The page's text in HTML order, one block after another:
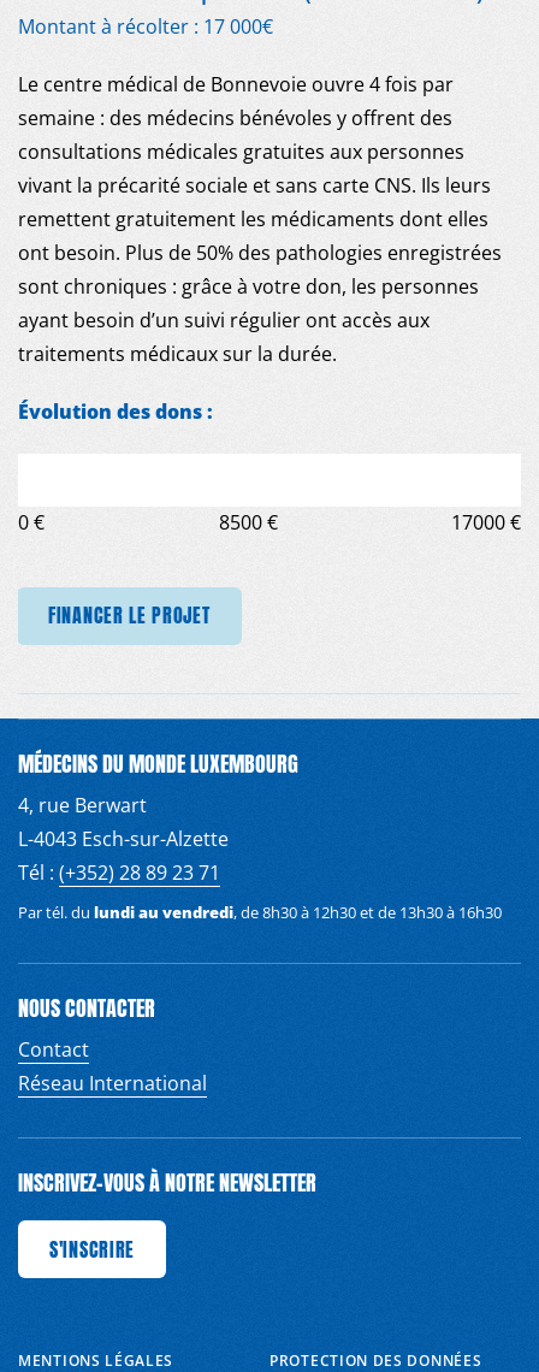
Montant à récolter : 17 000€
Le centre médical de Bonnevoie ouvre 4 fois par
semaine : des médecins bénévoles y offrent des
consultations médicales gratuites aux personnes
vivant la précarité sociale et sans carte CNS. Ils leurs
remettent gratuitement les médicaments dont elles
ont besoin. Plus de 50% des pathologies enregistrées
sont chroniques : grâce à votre don, les personnes
ayant besoin d’un suivi régulier ont accès aux
traitements médicaux sur la durée.
Évolution des dons :
0 € 8500 € 17000 €
FINANCER LE PROJET
MÉDECINS DU MONDE LUXEMBOURG
4, rue Berwart
L-4043 Esch-sur-Alzette
Tél : (+352) 28 89 23 71
Par tél. du lundi au vendredi, de 8h30 à 12h30 et de 13h30 à 16h30
NOUS CONTACTER
Contact
Réseau International
INSCRIVEZ-VOUS À NOTRE NEWSLETTER
S'INSCRIRE
S'INSCRIRE
MENTIONS LÉGALES PROTECTION DES DONNÉES